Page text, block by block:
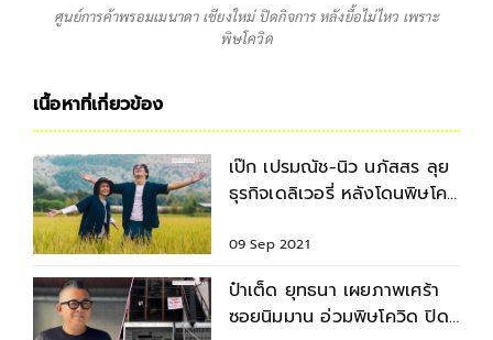
ศูนย์การค้าพรอมเมนาดา เชียงใหม่ ปิดกิจการ หลังยื้อไม่ไหว เพราะ
พิษโควิด
เนื้อหาที่เกี่ยวข้อง
เป๊ก เปรมณัช-นิว นภัสสร ลุย
ธุรกิจเดลิเวอรี่ หลังโดนพิษโค
09 Sep 2021
ป๋าเต็ด ยุทธนา เผยภาพเศร้า
ซอยนิมมาน อ่วมพิษโควิด ปิด